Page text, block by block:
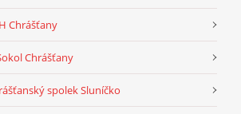
Chrášťany
Chrášťany
spolek Sluníčko